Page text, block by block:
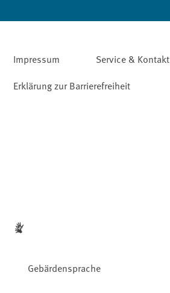
Impressum Service & Kontakt
Erklärung zur Barrierefreiheit
Gebärdensprache